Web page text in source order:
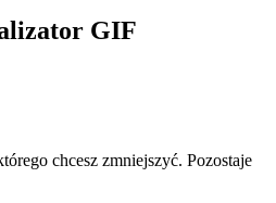
GIF
chcesz zmniejszyć. Pozostaje